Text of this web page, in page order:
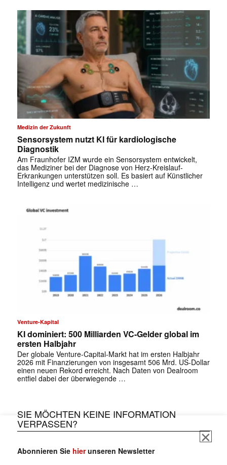
✕
Medizin der Zukunft
Sensorsystem nutzt KI für kardiologische
Diagnostik
Am Fraunhofer IZM wurde ein Sensorsystem entwickelt,
das Mediziner bei der Diagnose von Herz-Kreislauf-
Erkrankungen unterstützen soll. Es basiert auf Künstlicher
Intelligenz und wertet medizinische …
Venture-Kapital
KI dominiert: 500 Milliarden VC-Gelder global im
ersten Halbjahr
Der globale Venture-Capital-Markt hat im ersten Halbjahr
2026 mit Finanzierungen von insgesamt 506 Mrd. US-Dollar
einen neuen Rekord erreicht. Nach Daten von Dealroom
entfiel dabei der überwiegende …
SIE MÖCHTEN KEINE INFORMATION
VERPASSEN?
Abonnieren Sie hierunseren Newsletter